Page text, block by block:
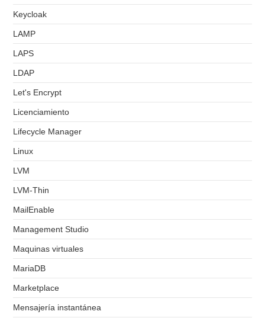
Keycloak
LAMP
LAPS
LDAP
Let's Encrypt
Licenciamiento
Lifecycle Manager
Linux
LVM
LVM-Thin
MailEnable
Management Studio
Maquinas virtuales
MariaDB
Marketplace
Mensajería instantánea